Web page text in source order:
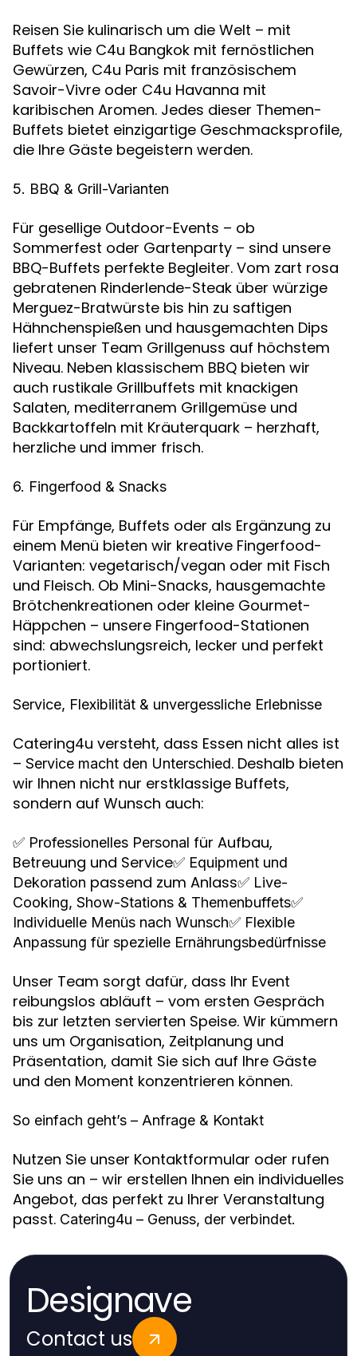
Reisen Sie kulinarisch um die Welt – mit
Buffets wie C4u Bangkok mit fernöstlichen
Gewürzen, C4u Paris mit französischem
Savoir-Vivre oder C4u Havanna mit
karibischen Aromen. Jedes dieser Themen-
Buffets bietet einzigartige Geschmacksprofile,
die Ihre Gäste begeistern werden.
5. BBQ & Grill-Varianten
Für gesellige Outdoor-Events – ob
Sommerfest oder Gartenparty – sind unsere
BBQ-Buffets perfekte Begleiter. Vom zart rosa
gebratenen Rinderlende-Steak über würzige
Merguez-Bratwürste bis hin zu saftigen
Hähnchenspießen und hausgemachten Dips
liefert unser Team Grillgenuss auf höchstem
Niveau. Neben klassischem BBQ bieten wir
auch rustikale Grillbuffets mit knackigen
Salaten, mediterranem Grillgemüse und
Backkartoffeln mit Kräuterquark – herzhaft,
herzliche und immer frisch.
6. Fingerfood & Snacks
Für Empfänge, Buffets oder als Ergänzung zu
einem Menü bieten wir kreative Fingerfood-
Varianten: vegetarisch/vegan oder mit Fisch
und Fleisch. Ob Mini-Snacks, hausgemachte
Brötchenkreationen oder kleine Gourmet-
Häppchen – unsere Fingerfood-Stationen
sind: abwechslungsreich, lecker und perfekt
portioniert.
Service, Flexibilität & unvergessliche Erlebnisse
Catering4u versteht, dass Essen nicht alles ist
– Service macht den Unterschied. Deshalb bieten
wir Ihnen nicht nur erstklassige Buffets,
sondern auf Wunsch auch:
✅ Professionelles Personal für Aufbau,
Betreuung und Service✅ Equipment und
Dekoration passend zum Anlass✅ Live-
Cooking, Show-Stations & Themenbuffets✅
Individuelle Menüs nach Wunsch✅ Flexible
Anpassung für spezielle Ernährungsbedürfnisse
Unser Team sorgt dafür, dass Ihr Event
reibungslos abläuft – vom ersten Gespräch
bis zur letzten servierten Speise. Wir kümmern
uns um Organisation, Zeitplanung und
Präsentation, damit Sie sich auf Ihre Gäste
und den Moment konzentrieren können.
So einfach geht’s – Anfrage & Kontakt
Nutzen Sie unser Kontaktformular oder rufen
Sie uns an – wir erstellen Ihnen ein individuelles
Angebot, das perfekt zu Ihrer Veranstaltung
passt. Catering4u – Genuss, der verbindet.
Designave
Contact us